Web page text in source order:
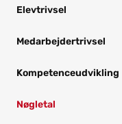
Elevtrivsel
Medarbejdertrivsel
Kompetenceudvikling
Nøgletal